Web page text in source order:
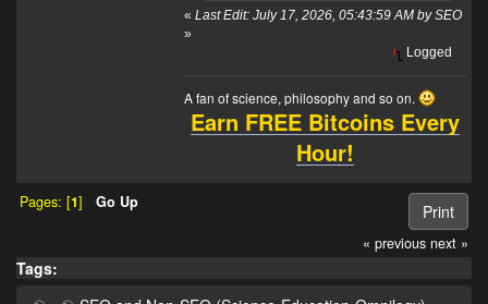
« Last Edit: July 17, 2026, 05:43:59 AM by SEO
»
Logged
A fan of science, philosophy and so on.
Earn FREE Bitcoins Every
Hour!
Print
Pages: [1] Go Up
« previous next »
Tags: